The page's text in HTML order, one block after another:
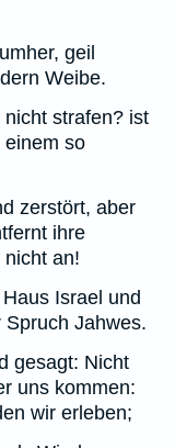
geil
Weibe.
strafen? ist
einem so
zerstört, aber
ihre
an!
Israel und
Jahwes.
gesagt: Nicht
uns kommen:
wir erleben;